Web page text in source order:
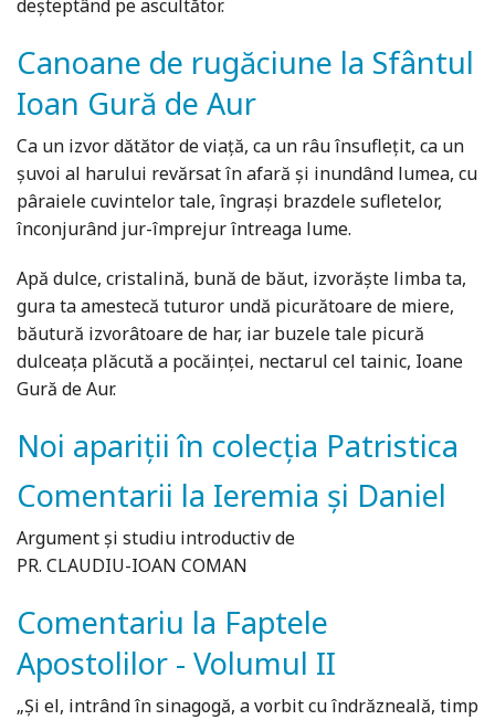
deșteptând pe ascultător.
Canoane de rugăciune la Sfântul
Ioan Gură de Aur
Ca un izvor dătător de viață, ca un râu însuflețit, ca un
șuvoi al harului revărsat în afară și inundând lumea, cu
pâraiele cuvintelor tale, îngrași brazdele sufletelor,
înconjurând jur-împrejur întreaga lume.
Apă dulce, cristalină, bună de băut, izvorăște limba ta,
gura ta amestecă tuturor undă picurătoare de miere,
băutură izvorâtoare de har, iar buzele tale picură
dulceața plăcută a pocăinței, nectarul cel tainic, Ioane
Gură de Aur.
Noi apariții în colecția Patristica
Comentarii la Ieremia și Daniel
Argument și studiu introductiv de
PR. CLAUDIU-IOAN COMAN
Comentariu la Faptele
Apostolilor - Volumul II
„Și el, intrând în sinagogă, a vorbit cu îndrăzneală, timp